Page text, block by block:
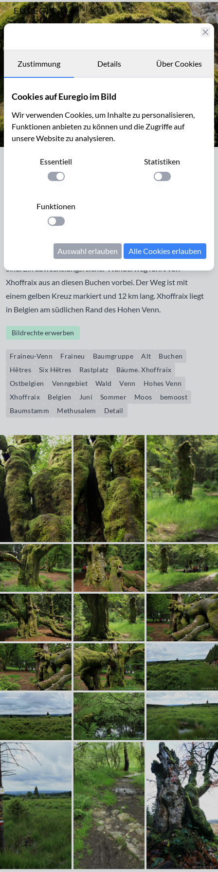
EUREGIO
IM BILD
Archiv
Kontakt
Archiv 8130
Bemooste, alte Buche: „Six Hêtres“,
Buchen, den Six Hêtres. In vergangener Zeit war hier offenes
Venn und die Hirten der Region machten Rast unter diesen
Bäumen. Es wird geschätzt, dass die Buchen ca. 250 Jahre alt
sind. Ein abwechslungsreicher Wanderweg führt von
Xhoffraix aus an diesen Buchen vorbei. Der Weg ist mit
einem gelben Kreuz markiert und 12 km lang. Xhoffraix liegt
in Belgien am südlichen Rand des Hohen Venn.
Bildrechte erwerben
Fraineu-Venn Fraineu Baumgruppe Alt
Buchen
Hêtres
Six Hêtres Rastplatz
Bäume. Xhoffraix
Ostbelgien
Venngebiet Wald Venn
Hohes Venn
Xhoffraix
Belgien Juni Sommer Moos
bemoost
Baumstamm
Methusalem Detail
Zustimmung Details Über Cookies
Cookies auf Euregio im Bild
Wir verwenden Cookies, um Inhalte zu personalisieren,
Funktionen anbieten zu können und die Zugriffe auf
unsere Website zu analysieren.
Essentiell
Einstellung anwenden
Statistiken
Einstellung
Funktionen
Einstellung anwenden
Auswahl erlauben Alle Cookies erlauben